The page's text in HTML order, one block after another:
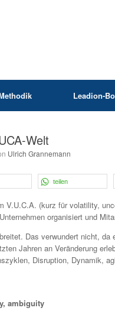
Leadion-
Welt
Ulrich Grannemann
teilen
V.U.C.A. (kurz für volatility,
organisiert und
Das verwundert nicht,
Jahren an Veränderung
Disruption, Dynamik,
ambiguity